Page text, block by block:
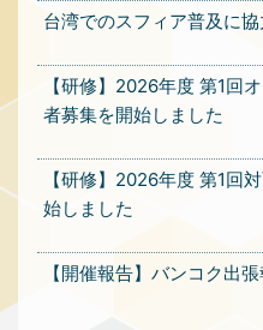
台湾でのスフィア普及に
【研修】2026年度 第1回
者募集を開始しました
【研修】2026年度 第1回
始しました
【開催報告】バンコク出